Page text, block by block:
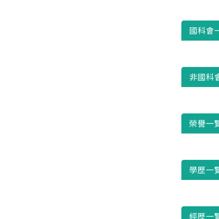
國科會
非國科
榮譽一
學歷一
經歷一